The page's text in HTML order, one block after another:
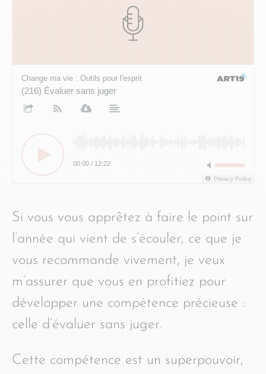
Change ma vie : Outils pour l'esprit
(216) Évaluer sans juger
00:00 / 12:22
Privacy Policy
Si vous vous apprêtez à faire le point sur
l’année qui vient de s’écouler, ce que je
vous recommande vivement, je veux
m’assurer que vous en profitiez pour
développer une compétence précieuse :
celle d’évaluer sans juger.
Cette compétence est un superpouvoir,